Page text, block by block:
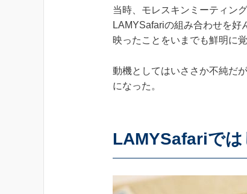
当時、モレスキンミーティン
LAMYSafariの組み合わせを好
映ったことをいまでも鮮明に覚
動機としてはいささか不純だ
になった。
LAMYSafariでは